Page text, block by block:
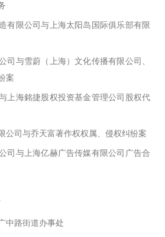
有限公司与上海太阳岛国际俱乐部有限
司与雪蔚（上海）文化传播有限公司、
案
上海銘捷股权投资基金管理公司股权代
公司与乔天富著作权权属、侵权纠纷案
司与上海亿赫广告传媒有限公司广告合
中路街道办事处